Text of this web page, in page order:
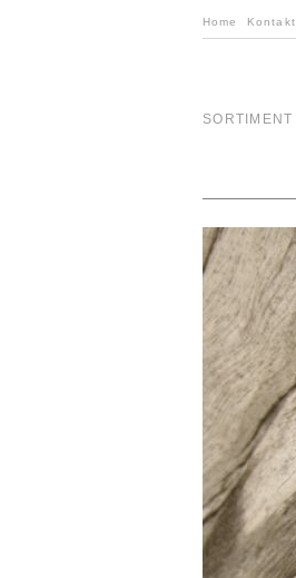
Home Kontakt
SORTIMENT